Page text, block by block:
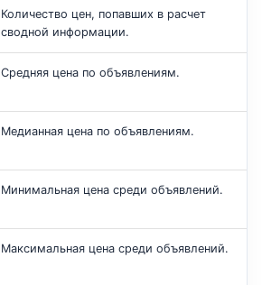
Количество цен, попавших в расчет
сводной информации.
Средняя цена по объявлениям.
Медианная цена по объявлениям.
Минимальная цена среди объявлений.
Максимальная цена среди объявлений.